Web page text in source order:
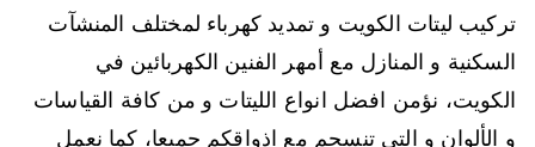
تركيب ليتات الكويت و تمديد كهرباء لمختلف المنشآت
السكنية و المنازل مع أمهر الفنين الكهربائين في
الكويت، نؤمن افضل انواع الليتات و من كافة القياسات
و الألوان و التي تنسجم مع اذواقكم جميعا، كما نعمل